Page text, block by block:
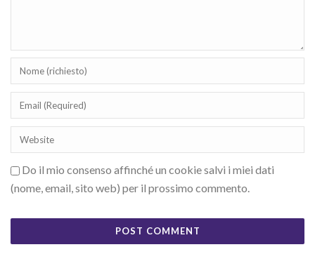
Do il mio consenso affinché un cookie salvi i miei dati
(nome, email, sito web) per il prossimo commento.